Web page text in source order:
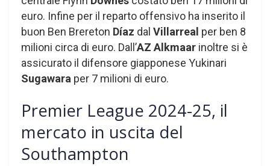
euro. Infine per il reparto offensivo ha inserito il
buon Ben Brereton Díaz dal Villarreal per ben 8
milioni circa di euro. Dall’AZ Alkmaar inoltre si è
assicurato il difensore giapponese Yukinari
Sugawara per 7 milioni di euro.
Premier League 2024-25, il
mercato in uscita del
Southampton